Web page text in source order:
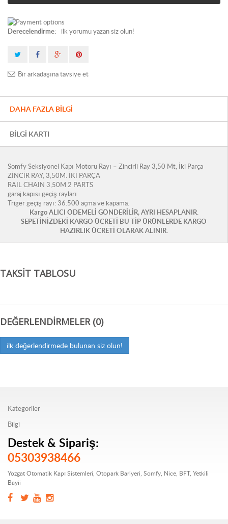
Derecelendirme: ilk yorumu yazan siz olun!
Bir arkadaşına tavsiye et
DAHA FAZLA BILGI
BILGI KARTI
Somfy Seksiyonel Kapı Motoru Rayı – Zincirli Ray 3,50 Mt, İki Parça
ZİNCİR RAY, 3,50M. İKİ PARÇA
RAIL CHAIN 3,50M 2 PARTS
garaj kapısı geçiş rayları
Triger geçiş rayı: 36.500 açma ve kapama.
Kargo ALICI ÖDEMELİ GÖNDERİLİR, AYRI HESAPLANIR.
SEPETİNİZDEKİ KARGO ÜCRETİ BU TİP ÜRÜNLERDE KARGO
HAZIRLIK ÜCRETİ OLARAK ALINIR.
TAKSIT TABLOSU
DEĞERLENDIRMELER (0)
ilk değerlendirmede bulunan siz olun!
Kategoriler
Bilgi
Destek & Sipariş:
05303938466
Yozgat Otomatik Kapı Sistemleri, Otopark Bariyeri, Somfy, Nice, BFT, Yetkili
Bayii